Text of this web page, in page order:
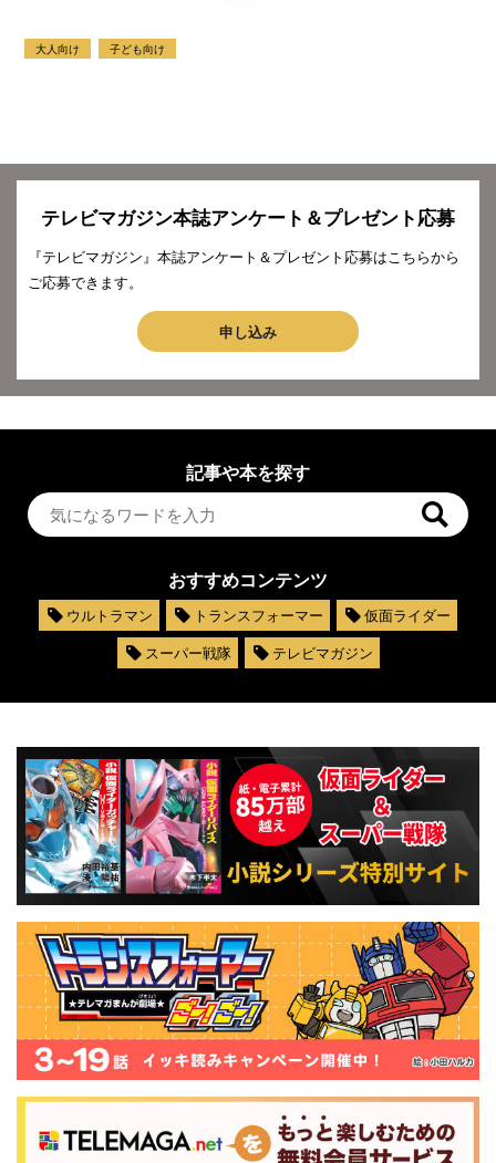
大人向け 子ども向け
テレビマガジン本誌アンケート＆プレゼント応募
『テレビマガジン』本誌アンケート＆プレゼント応募はこちらから
ご応募できます。
申し込み
記事や本を探す
おすすめコンテンツ
ウルトラマン トランスフォーマー
仮面ライダー
スーパー戦隊
テレビマガジン